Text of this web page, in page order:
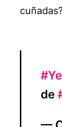
cuñadas?
de